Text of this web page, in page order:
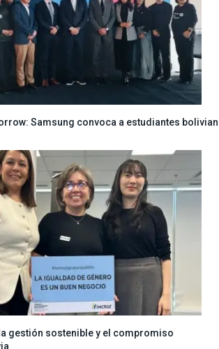
Samsung convoca a estudiantes
gestión sostenible y el compromiso